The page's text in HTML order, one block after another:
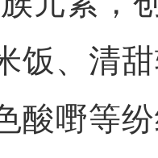
饭、清
酸嘢等